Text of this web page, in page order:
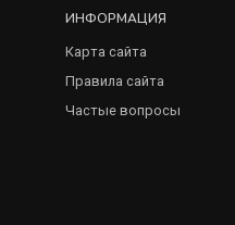
ИНФОРМАЦИЯ
Карта сайта
Правила сайта
Частые вопросы